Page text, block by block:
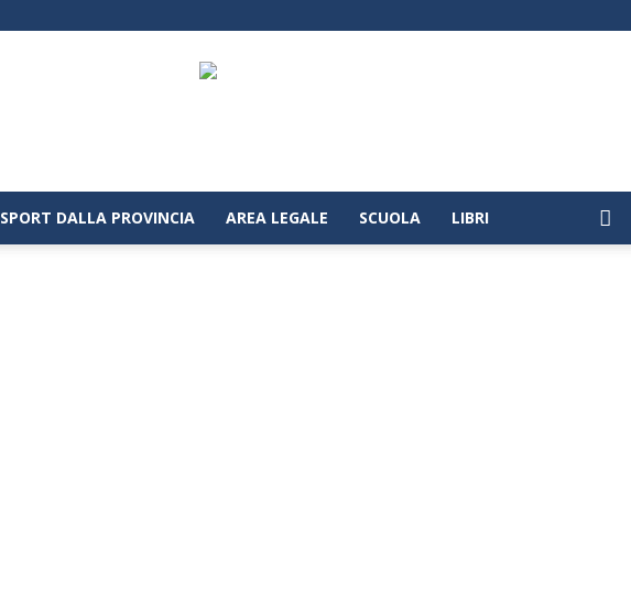
SPORT DALLA PROVINCIA AREA LEGALE SCUOLA LIBRI